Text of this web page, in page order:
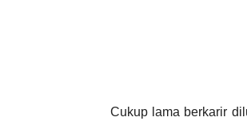
Cukup lama berkarir